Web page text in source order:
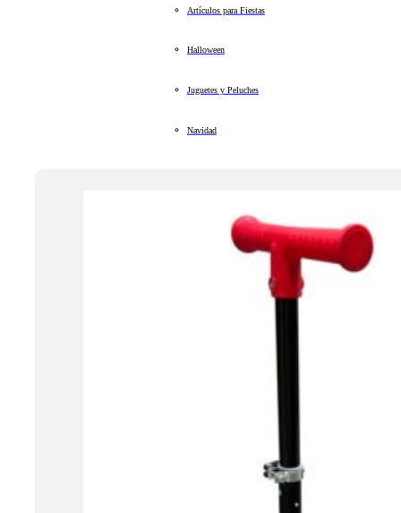
Artículos para Fiestas
Halloween
Juguetes y Peluches
Navidad